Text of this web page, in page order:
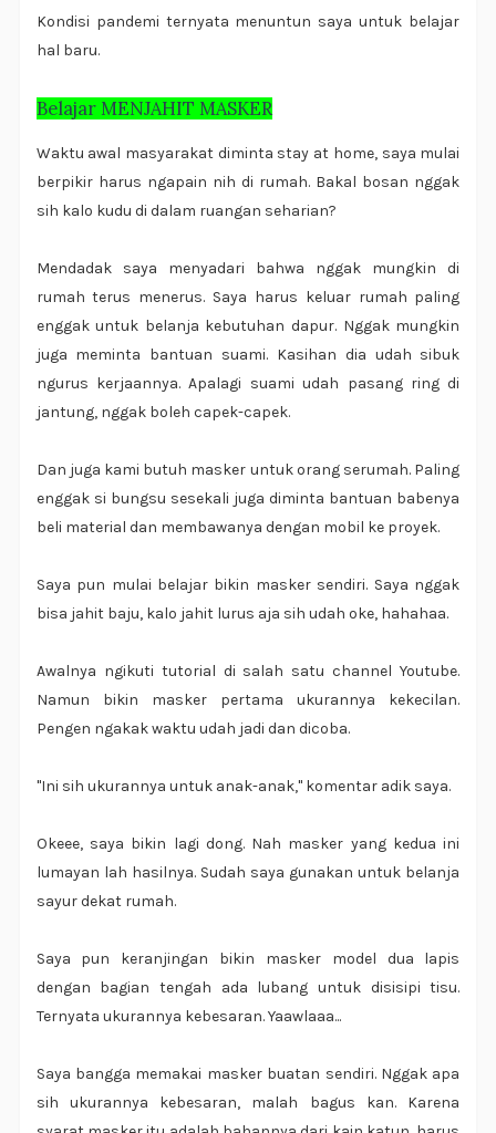
Kondisi pandemi ternyata menuntun saya untuk belajar
hal baru.
Belajar MENJAHIT MASKER
Waktu awal masyarakat diminta stay at home, saya mulai
berpikir harus ngapain nih di rumah. Bakal bosan nggak
sih kalo kudu di dalam ruangan seharian?
Mendadak saya menyadari bahwa nggak mungkin di
rumah terus menerus. Saya harus keluar rumah paling
enggak untuk belanja kebutuhan dapur. Nggak mungkin
juga meminta bantuan suami. Kasihan dia udah sibuk
ngurus kerjaannya. Apalagi suami udah pasang ring di
jantung, nggak boleh capek-capek.
Dan juga kami butuh masker untuk orang serumah. Paling
enggak si bungsu sesekali juga diminta bantuan babenya
beli material dan membawanya dengan mobil ke proyek.
Saya pun mulai belajar bikin masker sendiri. Saya nggak
bisa jahit baju, kalo jahit lurus aja sih udah oke, hahahaa.
Awalnya ngikuti tutorial di salah satu channel Youtube.
Namun bikin masker pertama ukurannya kekecilan.
Pengen ngakak waktu udah jadi dan dicoba.
"Ini sih ukurannya untuk anak-anak," komentar adik saya.
Okeee, saya bikin lagi dong. Nah masker yang kedua ini
lumayan lah hasilnya. Sudah saya gunakan untuk belanja
sayur dekat rumah.
Saya pun keranjingan bikin masker model dua lapis
dengan bagian tengah ada lubang untuk disisipi tisu.
Ternyata ukurannya kebesaran. Yaawlaaa...
Saya bangga memakai masker buatan sendiri. Nggak apa
sih ukurannya kebesaran, malah bagus kan. Karena